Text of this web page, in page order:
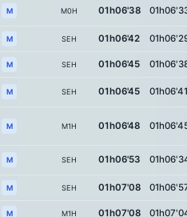
M M0H 01h06'38
M SEH 01h06'42
M SEH 01h06'45
M SEH 01h06'45 01h06'41
M M1H 01h06'48
M SEH 01h06'53
M SEH 01h07'08
M M1H 01h07'08